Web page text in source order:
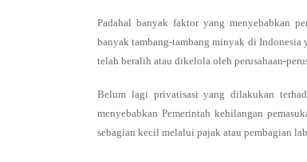
Padahal banyak faktor yang menyebabkan
banyak tambang-tambang minyak di Indonesia
telah beralih atau dikelola oleh perusahaan-
Belum lagi privatisasi yang dilakukan
menyebabkan Pemerintah kehilangan
sebagian kecil melalui pajak atau pembagian